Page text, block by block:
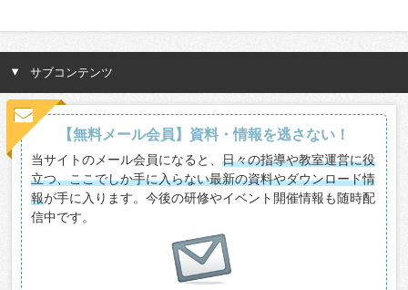
サブコンテンツ
【無料メール会員】資料・情報を逃さない！
当サイトのメール会員になると、日々の指導や教室運営に役
立つ、ここでしか手に入らない最新の資料やダウンロード情
報が手に入ります。今後の研修やイベント開催情報も随時配
信中です。